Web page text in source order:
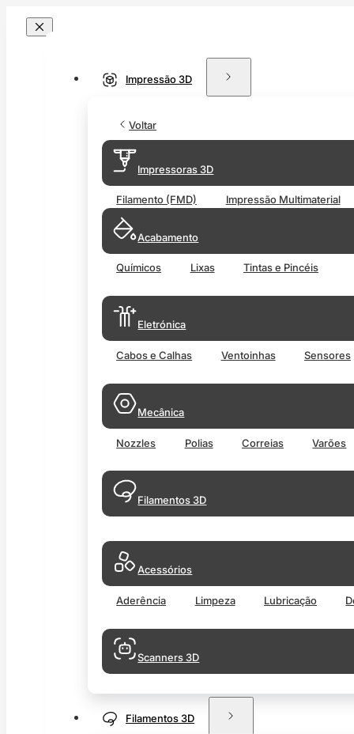
Impressão 3D
Voltar
Impressoras 3D
Filamento (FMD) Impressão Multimaterial
Acabamento
Químicos Lixas Tintas e Pincéis
Eletrónica
Cabos e Calhas Ventoinhas Sensores
Mecânica
Nozzles Polias Correias Varões
Filamentos 3D
Acessórios
Aderência Limpeza Lubricação
Scanners 3D
Filamentos 3D